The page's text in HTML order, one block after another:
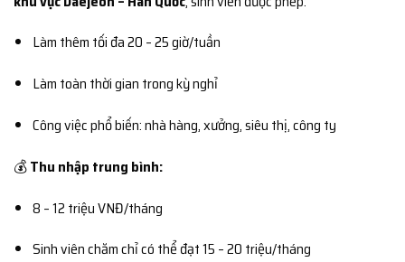
Làm thêm tối đa 20 – 25 giờ/tuần
Làm toàn thời gian trong kỳ nghỉ
Công việc phổ biến: nhà hàng, xưởng, siêu thị, công ty
💰Thu nhập trung bình:
8 – 12 triệu VNĐ/tháng
Sinh viên chăm chỉ có thể đạt 15 – 20 triệu/tháng